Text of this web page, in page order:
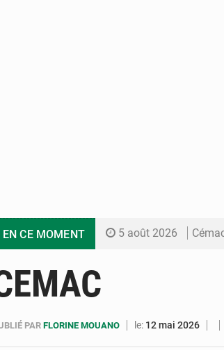
EN CE MOMENT 5 août 2026 Cémac
4 août 2026 Congo :
PAR FLORINE MOUANO le: 12 mai 2026